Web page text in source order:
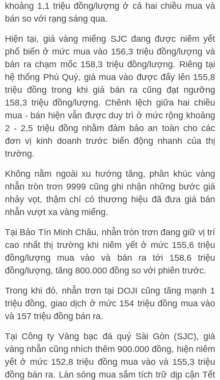
khoảng 1,1 triệu đồng/lượng ở cả hai chiều mua và
bán so với rạng sáng qua.
Hiện tại, giá vàng miếng SJC đang được niêm yết
phổ biến ở mức mua vào 156,3 triệu đồng/lượng và
bán ra chạm mốc 158,3 triệu đồng/lượng. Riêng tại
hệ thống Phú Quý, giá mua vào được đẩy lên 155,8
triệu đồng trong khi giá bán ra cũng đạt ngưỡng
158,3 triệu đồng/lượng. Chênh lệch giữa hai chiều
mua - bán hiện vẫn được duy trì ở mức rộng khoảng
2 - 2,5 triệu đồng nhằm đảm bảo an toàn cho các
đơn vị kinh doanh trước biến động nhanh của thị
trường.
Không nằm ngoài xu hướng tăng, phân khúc vàng
nhẫn tròn trơn 9999 cũng ghi nhận những bước giá
nhảy vọt, thậm chí có thương hiệu đã đưa giá bán
nhẫn vượt xa vàng miếng.
Tại Bảo Tín Minh Châu, nhẫn tròn trơn đang giữ vị trí
cao nhất thị trường khi niêm yết ở mức 155,6 triệu
đồng/lượng mua vào và bán ra tới 158,6 triệu
đồng/lượng, tăng 800.000 đồng so với phiên trước.
Trong khi đó, nhẫn trơn tại DOJI cũng tăng mạnh 1
triệu đồng, giao dịch ở mức 154 triệu đồng mua vào
và 157 triệu đồng bán ra.
Tại Công ty Vàng bạc đá quý Sài Gòn (SJC), giá
vàng nhẫn cũng nhích thêm 900.000 đồng, hiện niêm
yết ở mức 152,8 triệu đồng mua vào và 155,3 triệu
đồng bán ra. Làn sóng mua sắm tích trữ dịp cận Tết